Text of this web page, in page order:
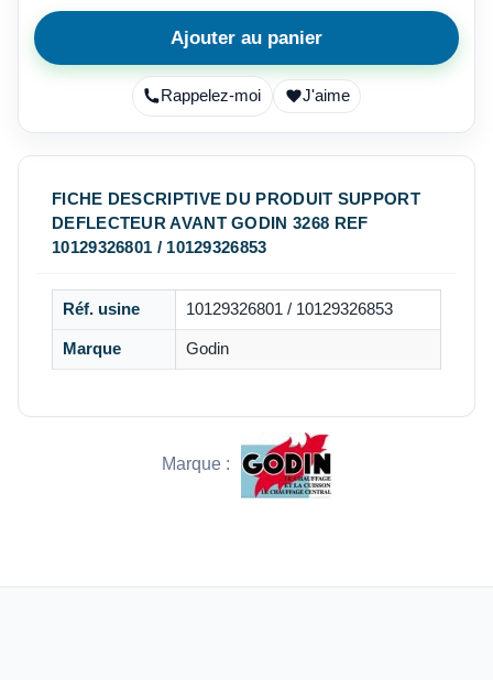
Ajouter au panier
Rappelez-moi J'aime
FICHE DESCRIPTIVE DU PRODUIT SUPPORT
DEFLECTEUR AVANT GODIN 3268 REF
10129326801 / 10129326853
Réf. usine 10129326801 / 10129326853
Marque Godin
Marque :